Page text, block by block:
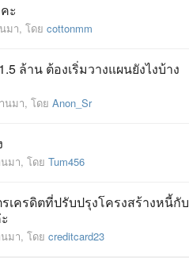
ะ
มา, โดย cottonmm
ล้าน ต้องเริ่มวางแผนยังไงบ้าง
นมา, โดย Anon_Sr
มา, โดย Tum456
ครดิตที่ปรับปรุงโครงสร้างหนี้กับ
มา, โดย creditcard23